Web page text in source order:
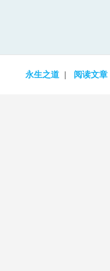
永生之道 阅读文章